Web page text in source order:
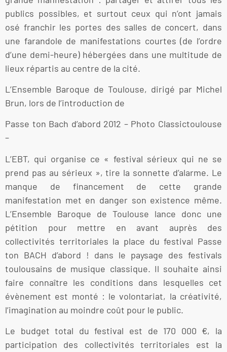
publics possibles, et surtout ceux qui n’ont jamais
osé franchir les portes des salles de concert, dans
une farandole de manifestations courtes (de l’ordre
d’une demi-heure) hébergées dans une multitude de
lieux répartis au centre de la cité.
L’Ensemble Baroque de Toulouse, dirigé par Michel
Brun, lors de l’introduction de
Passe ton Bach d’abord 2012 – Photo Classictoulouse
–
L’EBT, qui organise ce « festival sérieux qui ne se
prend pas au sérieux », tire la sonnette d’alarme. Le
manque de financement de cette grande
manifestation met en danger son existence même.
L’Ensemble Baroque de Toulouse lance donc une
pétition pour mettre en avant auprès des
collectivités territoriales la place du festival Passe
ton BACH d’abord ! dans le paysage des festivals
toulousains de musique classique. Il souhaite ainsi
faire connaître les conditions dans lesquelles cet
évènement est monté : le volontariat, la créativité,
l’imagination au moindre coût pour le public.
Le budget total du festival est de 170 000 €, la
participation des collectivités territoriales est la